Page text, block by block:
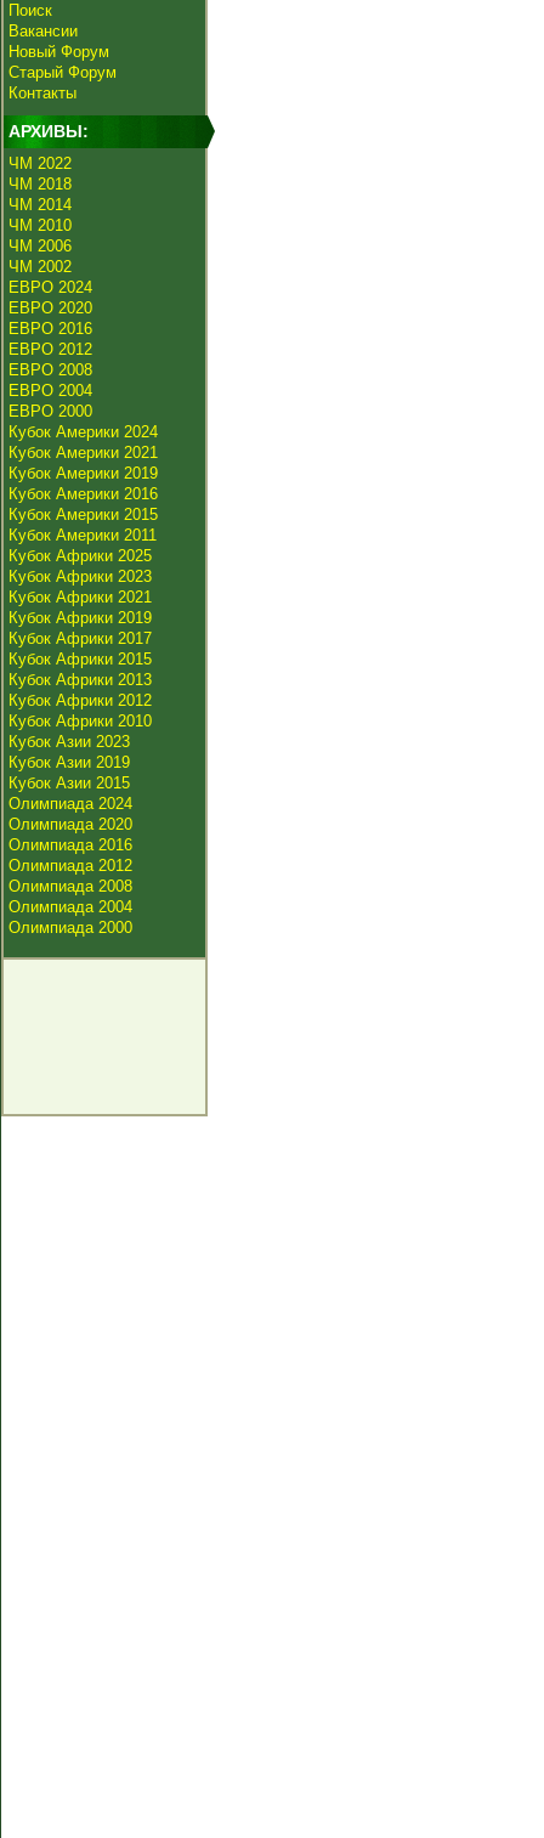
Поиск
Вакансии
Новый Форум
Старый Форум
Контакты
АРХИВЫ:
ЧМ 2022
ЧМ 2018
ЧМ 2014
ЧМ 2010
ЧМ 2006
ЧМ 2002
ЕВРО 2024
ЕВРО 2020
ЕВРО 2016
ЕВРО 2012
ЕВРО 2008
ЕВРО 2004
ЕВРО 2000
Кубок Америки 2024
Кубок Америки 2021
Кубок Америки 2019
Кубок Америки 2016
Кубок Америки 2015
Кубок Америки 2011
Кубок Африки 2025
Кубок Африки 2023
Кубок Африки 2021
Кубок Африки 2019
Кубок Африки 2017
Кубок Африки 2015
Кубок Африки 2013
Кубок Африки 2012
Кубок Африки 2010
Кубок Азии 2023
Кубок Азии 2019
Кубок Азии 2015
Олимпиада 2024
Олимпиада 2020
Олимпиада 2016
Олимпиада 2012
Олимпиада 2008
Олимпиада 2004
Олимпиада 2000